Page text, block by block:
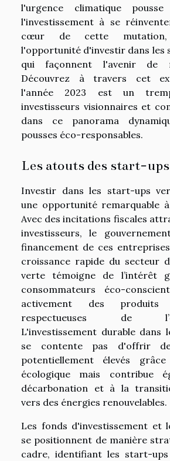
l'urgence climatique
l'investissement à se
cœur de cette
l'opportunité d'investir dans les
qui façonnent l'avenir de
Découvrez à travers cet
l'année 2023 est un
investisseurs visionnaires et
dans ce panorama
pousses éco-responsables.
Les atouts des start-
Investir dans les start-ups
une opportunité remarquable
Avec des incitations fiscales
investisseurs, le
financement de ces
croissance rapide du secteur
verte témoigne de l’intérêt
consommateurs éco-
activement des
respectueuses de
L'investissement durable dans
se contente pas d'offrir
potentiellement élevés
écologique mais contribue
décarbonation et à la
vers des énergies renouvelables.
Les fonds d'investissement et
se positionnent de manière
cadre, identifiant les start-